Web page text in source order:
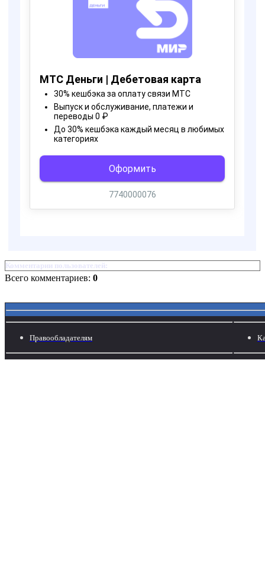
Комментарии пользователей:
Всего комментариев: 0
Правообладателям